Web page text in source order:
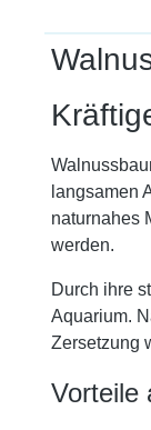
langsamen
naturnahes
werden.
Durch ihre
Aquarium.
Zersetzung
Vorteile